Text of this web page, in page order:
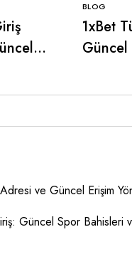
BLOG
1xBet
ve Güncel Erişim
Güncel Spor Bahisleri